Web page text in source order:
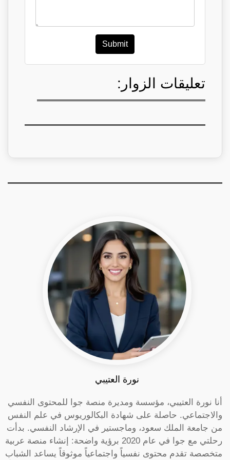
Submit
تعليقات الزوار:
نورة العتيبي
أنا نورة العتيبي، مؤسسة ومديرة منصة جوا للمحتوى النفسي
والاجتماعي. حاصلة على شهادة البكالوريوس في علم النفس
من جامعة الملك سعود، وماجستير في الإرشاد النفسي. بدأت
رحلتي مع جوا في عام 2020 برؤية واضحة: إنشاء منصة عربية
متخصصة تقدم محتوى نفسياً واجتماعياً موثوقاً يساعد الشباب